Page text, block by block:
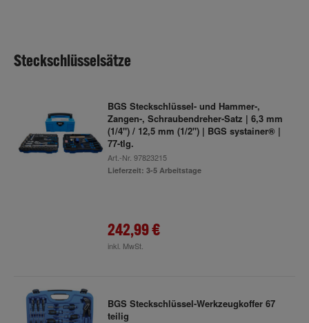
Steckschlüsselsätze
BGS Steckschlüssel- und Hammer-,
Zangen-, Schraubendreher-Satz | 6,3 mm
(1/4") / 12,5 mm (1/2") | BGS systainer® |
77-tlg.
Art.-Nr. 97823215
Lieferzeit: 3-5 Arbeitstage
242,99 €
inkl. MwSt.
BGS Steckschlüssel-Werkzeugkoffer 67
teilig